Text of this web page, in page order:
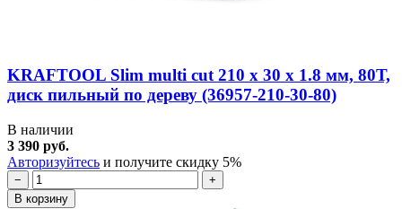
KRAFTOOL Slim multi cut 210 х 30 x 1.8 мм, 80Т,
диск пильный по дереву (36957-210-30-80)
В наличии
3 390 руб.
Авторизуйтесь и получите скидку 5%
−
+
В корзину